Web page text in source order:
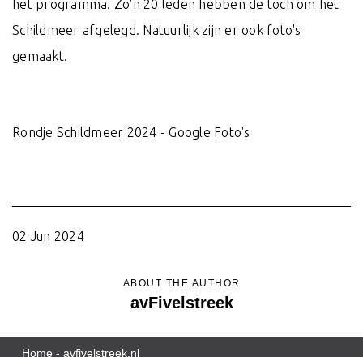
het programma. Zo'n 20 leden hebben de toch om het
Schildmeer afgelegd. Natuurlijk zijn er ook foto's
gemaakt.
Rondje Schildmeer 2024 - Google Foto's
02 Jun 2024
ABOUT THE AUTHOR
avFivelstreek
Home - avfivelstreek.nl